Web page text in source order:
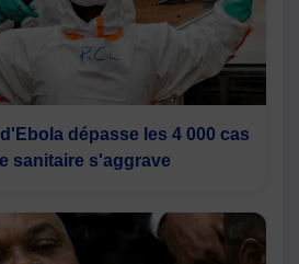
dépasse les 4 000 cas
sanitaire s'aggrave